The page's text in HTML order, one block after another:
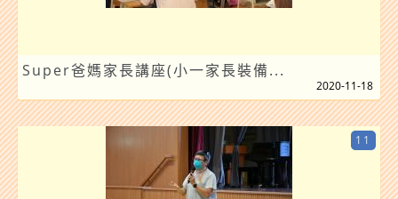
Super爸媽家長講座(小一家長裝備...
2020-11-18
11